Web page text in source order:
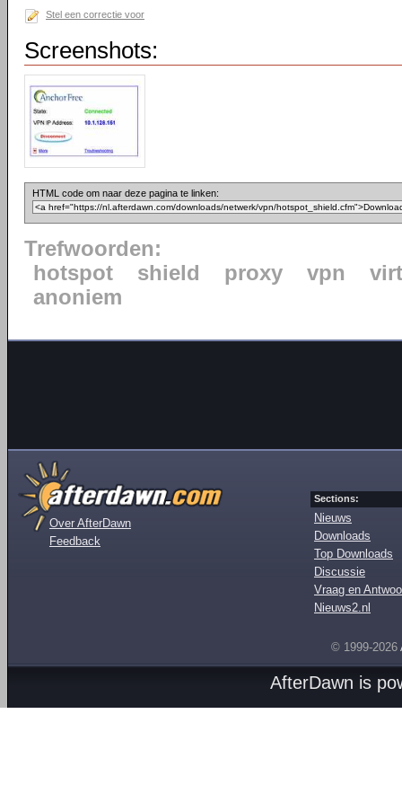
Stel een correctie voor
Screenshots:
HTML code om naar deze pagina te linken:
Trefwoorden:
hotspot
shield proxy vpn
anoniem
Over AfterDawn
Feedback
Sections:
Nieuws
Downloads
Top Downloads
Discussie
Vraag en
Nieuws2.nl
© 1999-2026
AfterDawn is